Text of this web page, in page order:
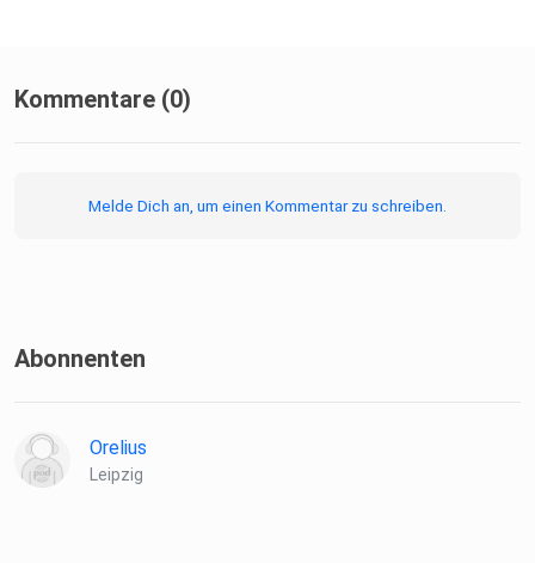
Kommentare (0)
Melde Dich an, um einen Kommentar zu schreiben.
Abonnenten
Orelius
Leipzig